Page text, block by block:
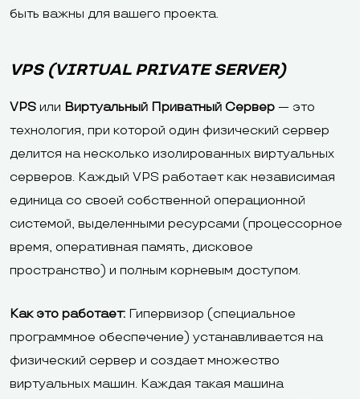
быть важны для вашего проекта.
VPS (VIRTUAL PRIVATE SERVER)
VPS или Виртуальный Приватный Сервер — это
технология, при которой один физический сервер
делится на несколько изолированных виртуальных
серверов. Каждый VPS работает как независимая
единица со своей собственной операционной
системой, выделенными ресурсами (процессорное
время, оперативная память, дисковое
пространство) и полным корневым доступом.
Как это работает: Гипервизор (специальное
программное обеспечение) устанавливается на
физический сервер и создает множество
виртуальных машин. Каждая такая машина